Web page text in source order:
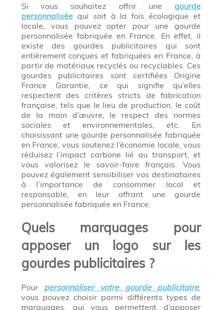
Si vous souhaitez offrir unegourde
personnaliséequi soit à la fois écologique et
locale, vous pouvez opter pour une gourde
personnalisée fabriquée en France. En effet, il
existe des gourdes publicitaires qui sont
entièrement conçues et fabriquées en France, à
partir de matériaux recyclés ou recyclables. Ces
gourdes publicitaires sont certifiées Origine
France Garantie, ce qui signifie qu’elles
respectent des critères stricts de fabrication
française, tels que le lieu de production, le coût
de la main d’œuvre, le respect des normes
sociales et environnementales, etc. En
choisissant une gourde personnalisée fabriquée
en France, vous soutenez l’économie locale, vous
réduisez l’impact carbone lié au transport, et
vous valorisez le savoir-faire français. Vous
pouvez également sensibiliser vos destinataires
à l’importance de consommer local et
responsable, en leur offrant une gourde
personnalisée fabriquée en France.
Quels marquages pour
apposer un logo sur les
gourdes publicitaires ?
Pour personnaliser votre gourde publicitaire,
vous pouvez choisir parmi différents types de
marquages, qui vous permettent d’apposer